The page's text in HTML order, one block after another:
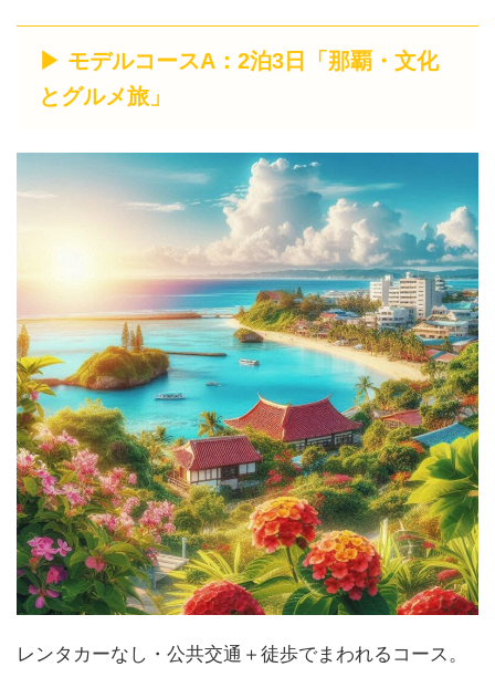
▶ モデルコースA：2泊3日「那覇・文化
とグルメ旅」
レンタカーなし・公共交通＋徒歩でまわれるコース。